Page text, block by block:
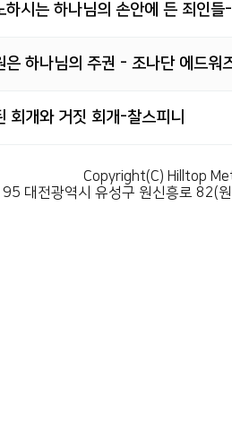
하시는 하나님의 손안에 든 죄인
은 하나님의 주권 - 조나단 에드워
회개와 거짓 회개-찰스피니
Copyright(C) Hilltop
대전광역시 유성구 원신흥로